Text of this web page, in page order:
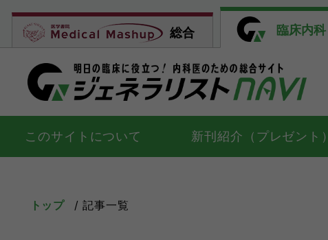
総合 臨床内科
このサイトについて 新刊紹介（プレゼント）
トップ 記事一覧